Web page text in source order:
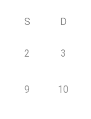
S D
2 3
9 10